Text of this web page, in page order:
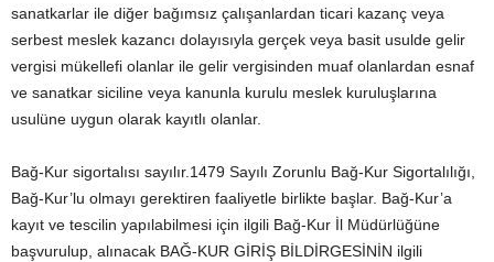
sanatkarlar ile diğer bağımsız çalışanlardan ticari kazanç veya
serbest meslek kazancı dolayısıyla gerçek veya basit usulde gelir
vergisi mükellefi olanlar ile gelir vergisinden muaf olanlardan esnaf
ve sanatkar siciline veya kanunla kurulu meslek kuruluşlarına
usulüne uygun olarak kayıtlı olanlar.
Bağ-Kur sigortalısı sayılır.1479 Sayılı Zorunlu Bağ-Kur Sigortalılığı,
Bağ-Kur’lu olmayı gerektiren faaliyetle birlikte başlar. Bağ-Kur’a
kayıt ve tescilin yapılabilmesi için ilgili Bağ-Kur İl Müdürlüğüne
başvurulup, alınacak BAĞ-KUR GİRİŞ BİLDİRGESİNİN ilgili